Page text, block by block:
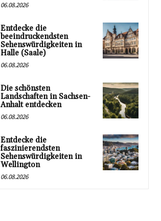
06.08.2026
Entdecke die
beeindruckendsten
Sehenswürdigkeiten in
Halle (Saale)
06.08.2026
Die schönsten
Landschaften in Sachsen-
Anhalt entdecken
06.08.2026
Entdecke die
faszinierendsten
Sehenswürdigkeiten in
Wellington
06.08.2026